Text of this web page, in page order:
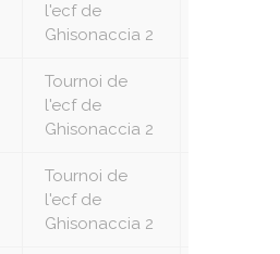
l'ecf de
Ghisonaccia 2
Tournoi de
l'ecf de
Ghisonaccia 2
Tournoi de
l'ecf de
Ghisonaccia 2